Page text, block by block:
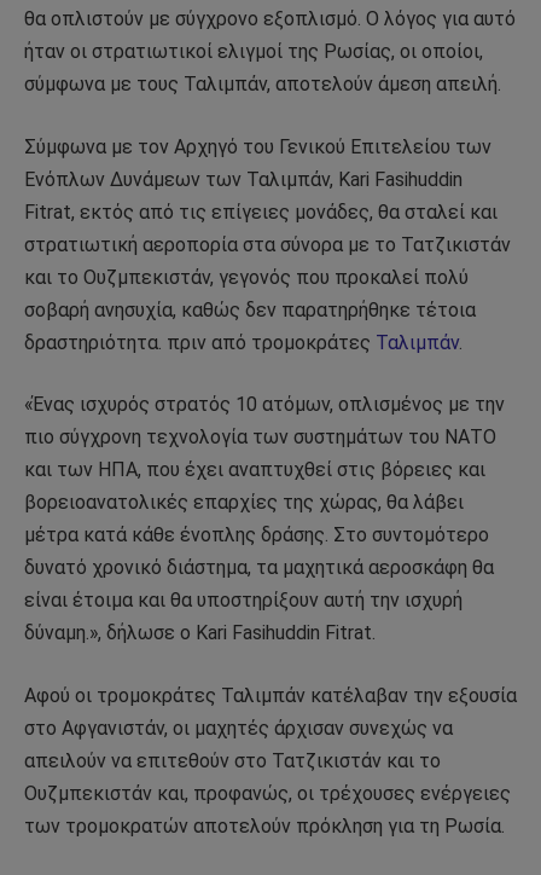
θα οπλιστούν με σύγχρονο εξοπλισμό. Ο λόγος για αυτό
ήταν οι στρατιωτικοί ελιγμοί της Ρωσίας, οι οποίοι,
σύμφωνα με τους Ταλιμπάν, αποτελούν άμεση απειλή.
Σύμφωνα με τον Αρχηγό του Γενικού Επιτελείου των
Ενόπλων Δυνάμεων των Ταλιμπάν, Kari Fasihuddin
Fitrat, εκτός από τις επίγειες μονάδες, θα σταλεί και
στρατιωτική αεροπορία στα σύνορα με το Τατζικιστάν
και το Ουζμπεκιστάν, γεγονός που προκαλεί πολύ
σοβαρή ανησυχία, καθώς δεν παρατηρήθηκε τέτοια
δραστηριότητα. πριν από τρομοκράτες Ταλιμπάν.
«Ένας ισχυρός στρατός 10 ατόμων, οπλισμένος με την
πιο σύγχρονη τεχνολογία των συστημάτων του ΝΑΤΟ
και των ΗΠΑ, που έχει αναπτυχθεί στις βόρειες και
βορειοανατολικές επαρχίες της χώρας, θα λάβει
μέτρα κατά κάθε ένοπλης δράσης. Στο συντομότερο
δυνατό χρονικό διάστημα, τα μαχητικά αεροσκάφη θα
είναι έτοιμα και θα υποστηρίξουν αυτή την ισχυρή
δύναμη.», δήλωσε ο Kari Fasihuddin Fitrat.
Αφού οι τρομοκράτες Ταλιμπάν κατέλαβαν την εξουσία
στο Αφγανιστάν, οι μαχητές άρχισαν συνεχώς να
απειλούν να επιτεθούν στο Τατζικιστάν και το
Ουζμπεκιστάν και, προφανώς, οι τρέχουσες ενέργειες
των τρομοκρατών αποτελούν πρόκληση για τη Ρωσία.